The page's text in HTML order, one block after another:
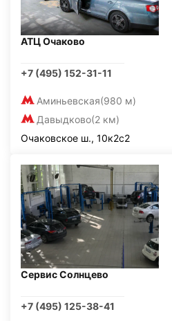
АТЦ Очаково
+7 (495) 152-31-11
Аминьевская(980 м)
Давыдково(2 км)
Очаковское ш., 10к2с2
Сервис Солнцево
+7 (495) 125-38-41